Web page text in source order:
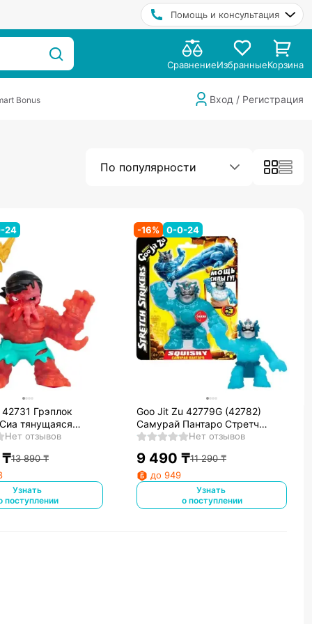
Помощь и консультация
СравнениеИзбранныеКорзина
Bonus Вход / Регистрация
По популярности
24
Грэплок
тянущаяся
Нет отзывов
13 890₸
Узнать
поступлении
-16% 0-0-24
Goo Jit Zu 42779G (42782)
Самурай Пантаро Стретч
Страйкерс тянущаяся фигурка
Нет отзывов
9 490 ₸11 290₸
до 949
Узнать
о поступлении